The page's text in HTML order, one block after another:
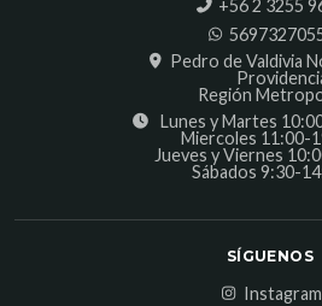
‎+56 2 3255
Pedro de Valdivia
Región
Lunes y Martes
Miercoles 11:00-
Jueves y Viernes
Sábados 9:30-
SÍGUENOS
Instagram